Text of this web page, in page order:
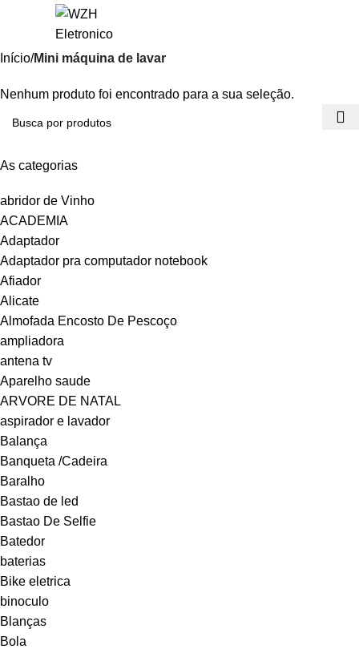
As categorias
abridor de Vinho
ACADEMIA
Adaptador
Adaptador pra computador notebook
Afiador
Alicate
Almofada Encosto De Pescoço
ampliadora
antena tv
Aparelho saude
ARVORE DE NATAL
aspirador e lavador
Balança
Banqueta /Cadeira
Baralho
Bastao de led
Bastao De Selfie
Batedor
baterias
Bike eletrica
binoculo
Blanças
Bola
Início Mini máquina de lavar
Nenhum produto foi encontrado para a sua seleção.